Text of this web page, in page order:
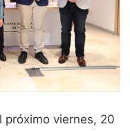
próximo viernes, 20